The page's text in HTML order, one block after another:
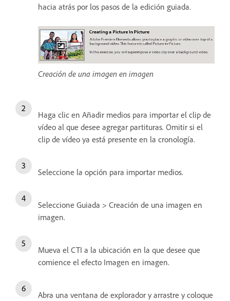
hacia atrás por los pasos de la edición guiada.
Creación de una imagen en imagen
Haga clic en Añadir medios para importar el clip de
vídeo al que desee agregar partituras. Omitir si el
clip de vídeo ya está presente en la cronología.
Seleccione la opción para importar medios.
Seleccione Guiada > Creación de una imagen en
imagen.
Mueva el CTI a la ubicación en la que desee que
comience el efecto Imagen en imagen.
Abra una ventana de explorador y arrastre y coloque